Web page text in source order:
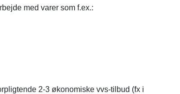
med varer som f.ex.:
2-3 økonomiske vvs-tilbud (fx i